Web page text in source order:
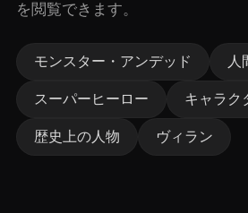
を閲覧できます。
モンスター・アンデッド 人
スーパーヒーロー キャラク
歴史上の人物 ヴィラン